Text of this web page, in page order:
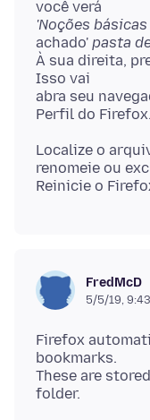
'Noções
achado' pasta
À sua direita,
Isso vai
abra seu
Perfil do
Localize o
renomeie ou
FredMcD
5/5/19,
Firefox
bookmarks.
These are